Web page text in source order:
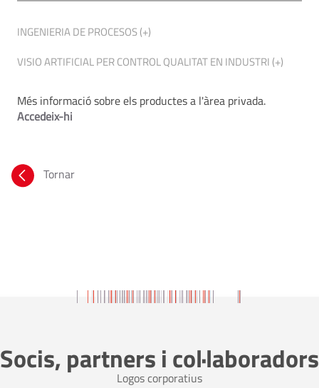
INGENIERIA DE PROCESOS (+)
VISIO ARTIFICIAL PER CONTROL QUALITAT EN INDUSTRI (+)
Més informació sobre els productes a l'àrea privada.
Accedeix-hi
Tornar
Socis, partners i col·laboradors
Logos corporatius